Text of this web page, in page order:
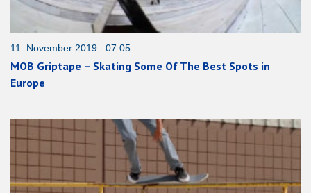
11. November 2019 07:05
MOB Griptape – Skating Some Of The Best Spots in
Europe